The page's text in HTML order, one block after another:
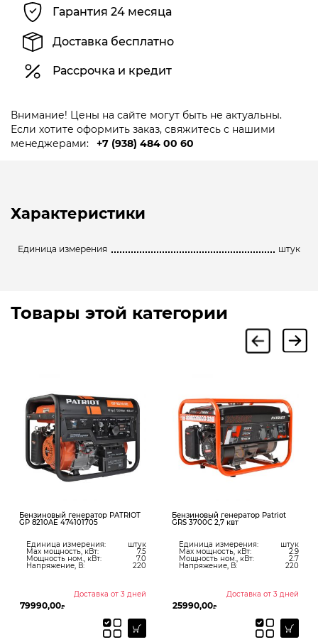
Гарантия 24 месяца
Доставка бесплатно
Рассрочка и кредит
Внимание! Цены на сайте могут быть не актуальны.
Если хотите оформить заказ, свяжитесь с нашими
менеджерами:
+7 (938) 484 00 60
Характеристики
Единица измерения штук
Товары этой категории
Бензиновый генератор PATRIOT
GP 8210AE 474101705
Единица измерения: штук
Max мощность, кВт: 7.5
Мощность ном., кВт: 7.0
Напряжение, В: 220
Доставка от 3 дней
79990,00₽
Бензиновый генератор Patriot
GRS 3700C 2,7 квт
Единица измерения: штук
Max мощность, кВт: 2.9
Мощность ном., кВт: 2.7
Напряжение, В: 220
Доставка от 3 дней
25990,00₽